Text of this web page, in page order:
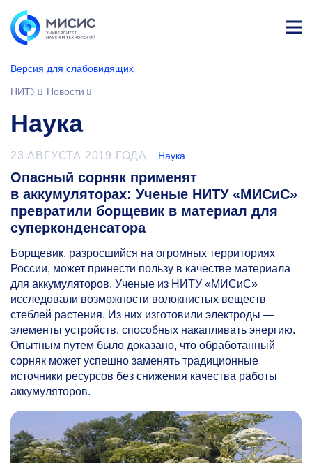
Версия для слабовидящих
НИТУ МИСИС
Новости
Наука
23 АВГУСТА 2019 ГОДА Наука
Опасный сорняк применят
в аккумуляторах: Ученые НИТУ «МИСиС»
превратили борщевик в материал для
суперконденсатора
Борщевик, разросшийся на огромных территориях
России, может принести пользу в качестве материала
для аккумуляторов. Ученые из НИТУ «МИСиС»
исследовали возможности волокнистых веществ
стеблей растения. Из них изготовили электроды —
элементы устройств, способных накапливать энергию.
Опытным путем было доказано, что обработанный
сорняк может успешно заменять традиционные
источники ресурсов без снижения качества работы
аккумуляторов.